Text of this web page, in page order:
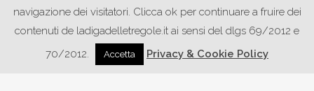
DATE UN’OCCHIATA ANCHE:
WWW.PIETRASONICA.COM
navigazione dei visitatori. Clicca ok per continuare a fruire dei
contenuti de ladigadelletregole.it ai sensi del dlgs 69/2012 e
70/2012.
Accetta Privacy & Cookie Policy